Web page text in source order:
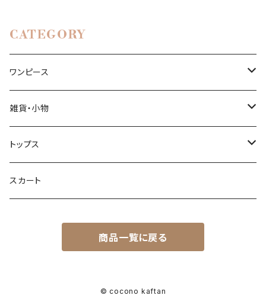
CATEGORY
ワンピース
ロングカフタンドレス
ショートカフタンドレス
ロングワンピース
雑貨・小物
ポーチ
トップス
ブラウス
スカート
商品一覧に戻る
© cocono kaftan